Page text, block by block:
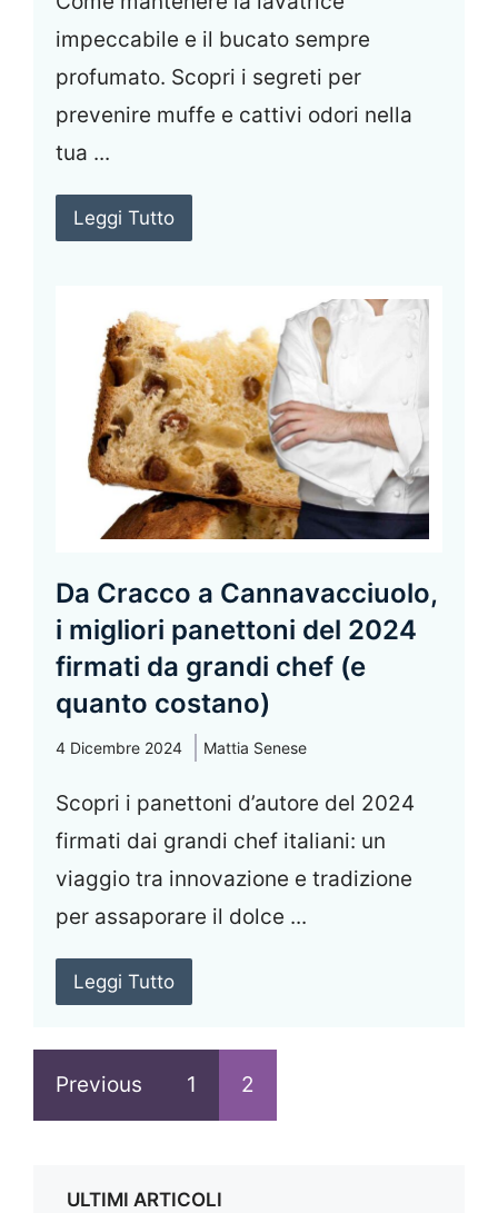
impeccabile e il bucato sempre
profumato. Scopri i segreti per
prevenire muffe e cattivi odori nella
tua ...
Leggi Tutto
Da Cracco a Cannavacciuolo,
i migliori panettoni del 2024
firmati da grandi chef (e
quanto costano)
4 Dicembre 2024 Mattia Senese
Scopri i panettoni d’autore del 2024
firmati dai grandi chef italiani: un
viaggio tra innovazione e tradizione
per assaporare il dolce ...
Leggi Tutto
Previous 1 2
ULTIMI ARTICOLI